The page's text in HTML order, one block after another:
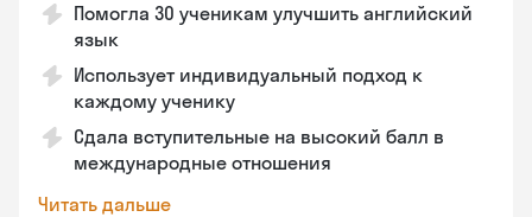
Помогла 30 ученикам улучшить английский
язык
Использует индивидуальный подход к
каждому ученику
Сдала вступительные на высокий балл в
международные отношения
Читать дальше